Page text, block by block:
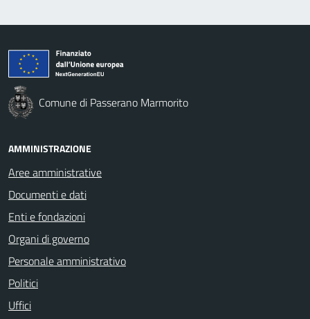
Comune di Passerano Marmorito
AMMINISTRAZIONE
Aree amministrative
Documenti e dati
Enti e fondazioni
Organi di governo
Personale amministrativo
Politici
Uffici